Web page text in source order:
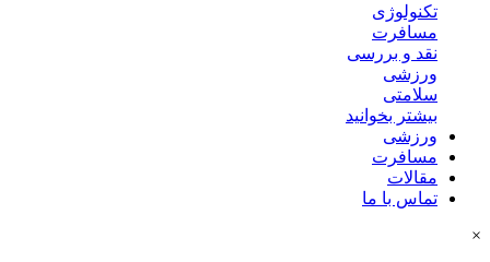
تکنولوژی
مسافرت
نقد و بررسی
ورزشی
سلامتی
بیشتر بخوانید
ورزشی
مسافرت
مقالات
تماس با ما
×